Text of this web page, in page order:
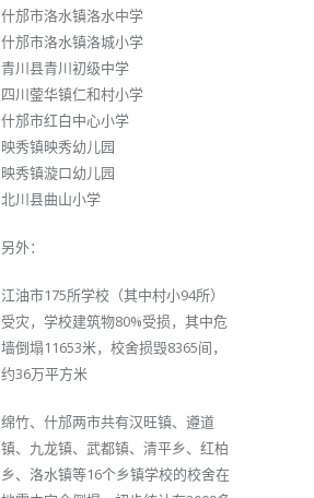
什邡市洛水镇洛水中学
什邡市洛水镇洛城小学
青川县青川初级中学
四川蓥华镇仁和村小学
什邡市红白中心小学
映秀镇映秀幼儿园
映秀镇漩口幼儿园
北川县曲山小学
另外：
江油市175所学校（其中村小94所）
受灾，学校建筑物80%受损，其中危
墙倒塌11653米，校舍损毁8365间，
约36万平方米
绵竹、什邡两市共有汉旺镇、遵道
镇、九龙镇、武都镇、清平乡、红柏
乡、洛水镇等16个乡镇学校的校舍在